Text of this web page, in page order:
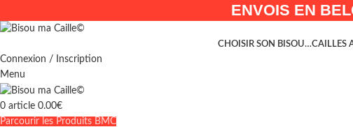
ENVOIS EN
CHOISIR SON BISOU…CAILLES
Connexion / Inscription
Menu
0 article 0.00€
Parcourir les Produits BMC